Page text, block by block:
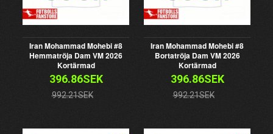
Iran Mohammad Mohebi #8
Hemmatröja Dam VM 2026
Kortärmad
396.86SEK
992.21SEK
Iran Mohammad Mohebi #8
Bortatröja Dam VM 2026
Kortärmad
396.86SEK
992.21SEK